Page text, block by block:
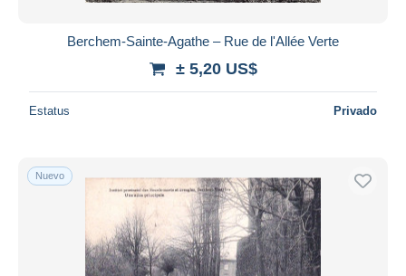
Berchem-Sainte-Agathe – Rue de l'Allée Verte
± 5,20 US$
Estatus Privado
Nuevo